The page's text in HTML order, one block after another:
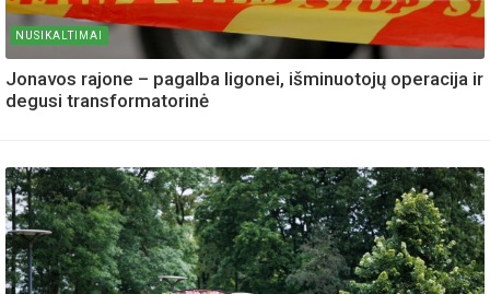
NUSIKALTIMAI
Jonavos rajone – pagalba ligonei, išminuotojų operacija ir
degusi transformatorinė